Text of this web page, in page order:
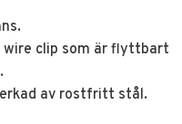
clip som är flyttbart
av rostfritt stål.